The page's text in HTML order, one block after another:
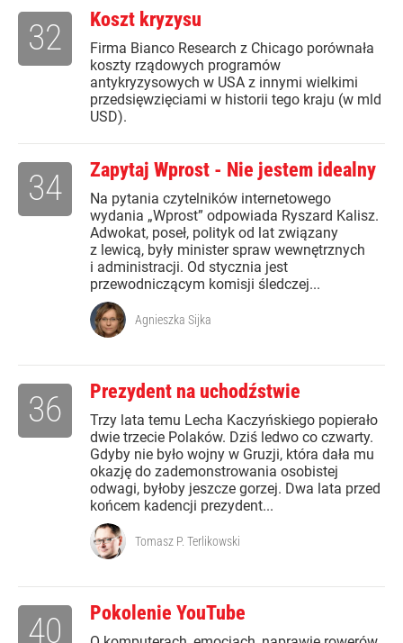
Koszt kryzysu
Firma Bianco Research z Chicago porównała
koszty rządowych programów
antykryzysowych w USA z innymi wielkimi
przedsięwzięciami w historii tego kraju (w mld
USD).
32
Zapytaj Wprost - Nie jestem idealny
Na pytania czytelników internetowego
wydania „Wprost” odpowiada Ryszard Kalisz.
Adwokat, poseł, polityk od lat związany
z lewicą, były minister spraw wewnętrznych
i administracji. Od stycznia jest
przewodniczącym komisji śledczej...
34
Agnieszka Sijka
Prezydent na uchodźstwie
Trzy lata temu Lecha Kaczyńskiego popierało
dwie trzecie Polaków. Dziś ledwo co czwarty.
Gdyby nie było wojny w Gruzji, która dała mu
okazję do zademonstrowania osobistej
odwagi, byłoby jeszcze gorzej. Dwa lata przed
końcem kadencji prezydent...
36
Tomasz P. Terlikowski
Pokolenie YouTube
40